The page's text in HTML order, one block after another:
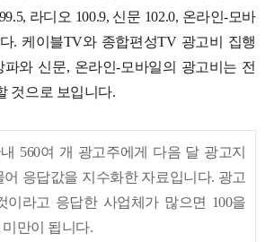
라디오 100.9, 신문 102.0, 온라인-모바
. 케이블TV와 종합편성TV 광고비 집행
와 신문, 온라인-모바일의 광고비는 전
것으로 보입니다.
560여 개 광고주에게 다음 달 광고지
응답값을 지수화한 자료입니다. 광고
이라고 응답한 사업체가 많으면 100을
미만이 됩니다.